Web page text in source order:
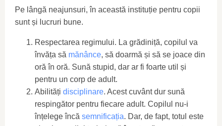
Pe lângă neajunsuri, în această instituție pentru copii
sunt și lucruri bune.
Respectarea regimului. La grădiniță, copilul va
învăța să mănânce, să doarmă și să se joace din
oră în oră. Sună stupid, dar ar fi foarte util și
pentru un corp de adult.
Abilități disciplinare. Acest cuvânt dur sună
respingător pentru fiecare adult. Copilul nu-i
înțelege încă semnificația. Dar, de fapt, totul este